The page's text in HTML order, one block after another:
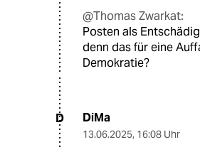
@Thomas Zwarkat:
Posten als
denn das für eine
Demokratie?
D DiMa
13.06.2025, 16:08 Uhr